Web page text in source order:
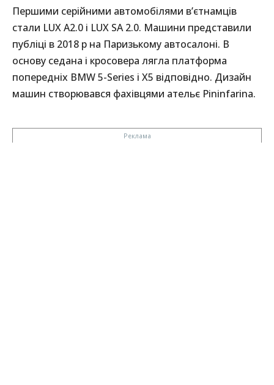
Першими серійними автомобілями в’єтнамців
стали LUX A2.0 і LUX SA 2.0. Машини представили
публіці в 2018 р на Паризькому автосалоні. В
основу седана і кросовера лягла платформа
попередніх BMW 5-Series і X5 відповідно. Дизайн
машин створювався фахівцями ательє Pininfarina.